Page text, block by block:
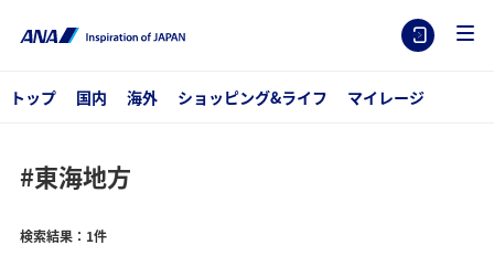
トップ 国内 海外 ショッピング&ライフ マイレージ
#東海地方
検索結果：1件